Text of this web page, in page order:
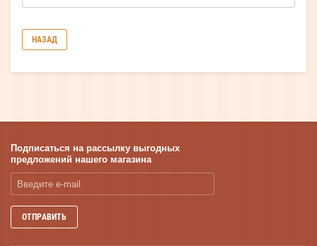
НАЗАД
Подписаться на рассылку выгодных
предложений нашего магазина
ОТПРАВИТЬ